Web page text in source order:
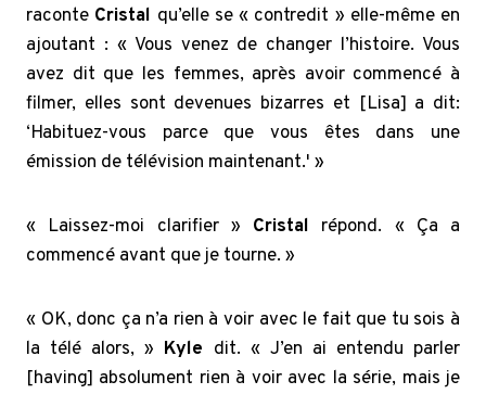
raconte Cristal qu’elle se « contredit » elle-même en
ajoutant : « Vous venez de changer l’histoire. Vous
avez dit que les femmes, après avoir commencé à
filmer, elles sont devenues bizarres et [Lisa] a dit:
‘Habituez-vous parce que vous êtes dans une
émission de télévision maintenant.' »
« Laissez-moi clarifier » Cristal répond. « Ça a
commencé avant que je tourne. »
« OK, donc ça n’a rien à voir avec le fait que tu sois à
la télé alors, » Kyle dit. « J’en ai entendu parler
[having] absolument rien à voir avec la série, mais je